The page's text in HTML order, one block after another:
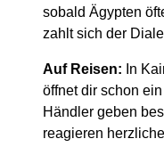
sobald Ägypten
zahlt sich der
Auf Reisen: In
öffnet dir schon
Händler geben
reagieren